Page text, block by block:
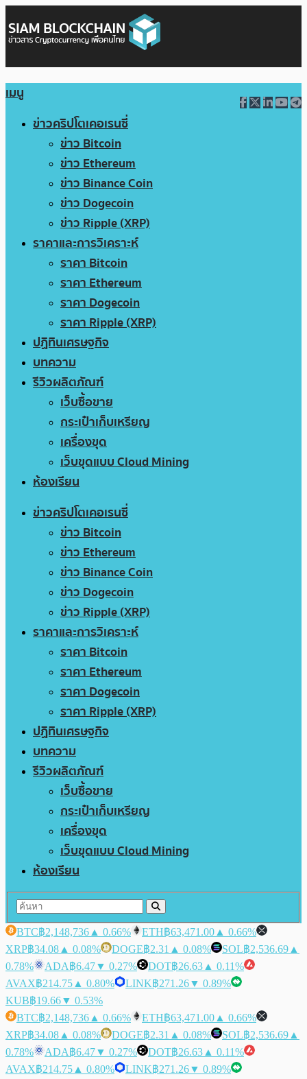
เมนู
ข่าวคริปโตเคอเรนซี่
ข่าว Bitcoin
ข่าว Ethereum
ข่าว Binance Coin
ข่าว Dogecoin
ข่าว Ripple (XRP)
ราคาและการวิเคราะห์
ราคา Bitcoin
ราคา Ethereum
ราคา Dogecoin
ราคา Ripple (XRP)
ปฏิทินเศรษฐกิจ
บทความ
รีวิวผลิตภัณฑ์
เว็บซื้อขาย
กระเป๋าเก็บเหรียญ
เครื่องขุด
เว็บขุดแบบ Cloud Mining
ห้องเรียน
ข่าวคริปโตเคอเรนซี่
ข่าว Bitcoin
ข่าว Ethereum
ข่าว Binance Coin
ข่าว Dogecoin
ข่าว Ripple (XRP)
ราคาและการวิเคราะห์
ราคา Bitcoin
ราคา Ethereum
ราคา Dogecoin
ราคา Ripple (XRP)
ปฏิทินเศรษฐกิจ
บทความ
รีวิวผลิตภัณฑ์
เว็บซื้อขาย
กระเป๋าเก็บเหรียญ
เครื่องขุด
เว็บขุดแบบ Cloud Mining
ห้องเรียน
BTC฿2,148,736 ▲ 0.66% ETH฿63,471.00 ▲ 0.66%
XRP฿34.08 ▲ 0.08% DOGE฿2.31 ▲ 0.08% SOL฿2,536.69 ▲
0.78%
ADA฿6.47▼ 0.27% DOT฿26.63 ▲ 0.11%
AVAX฿214.75 ▲ 0.80% LINK฿271.26▼ 0.89%
KUB฿19.66▼ 0.53%
BTC฿2,148,736 ▲ 0.66% ETH฿63,471.00 ▲ 0.66%
XRP฿34.08 ▲ 0.08% DOGE฿2.31 ▲ 0.08% SOL฿2,536.69 ▲
0.78%
ADA฿6.47▼ 0.27% DOT฿26.63 ▲ 0.11%
AVAX฿214.75 ▲ 0.80% LINK฿271.26▼ 0.89%